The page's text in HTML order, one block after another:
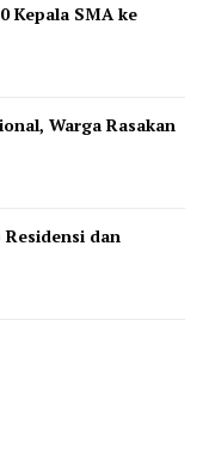
Kepala SMA ke
Warga Rasakan
Residensi dan